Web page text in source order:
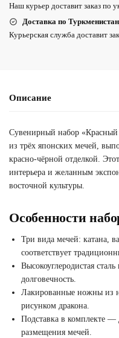
Наш курьер доставит заказ по
Доставка по
Курьерская служба доставит
Описание
Сувенирный набор
из трёх японских мечей,
красно-чёрной отделкой.
интерьера и желанным
восточной культуры.
Особенности
Три вида мечей: катана,
соответствует
Высокоуглеродистая
долговечность.
Лакированные ножны из
рисунком дракона.
Подставка в комплекте —
размещения мечей.